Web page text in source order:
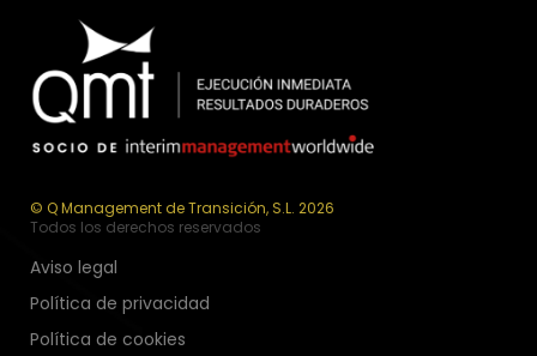
© Q Management de Transición, S.L. 2026
Todos los derechos reservados
Aviso legal
Política de privacidad
Política de cookies